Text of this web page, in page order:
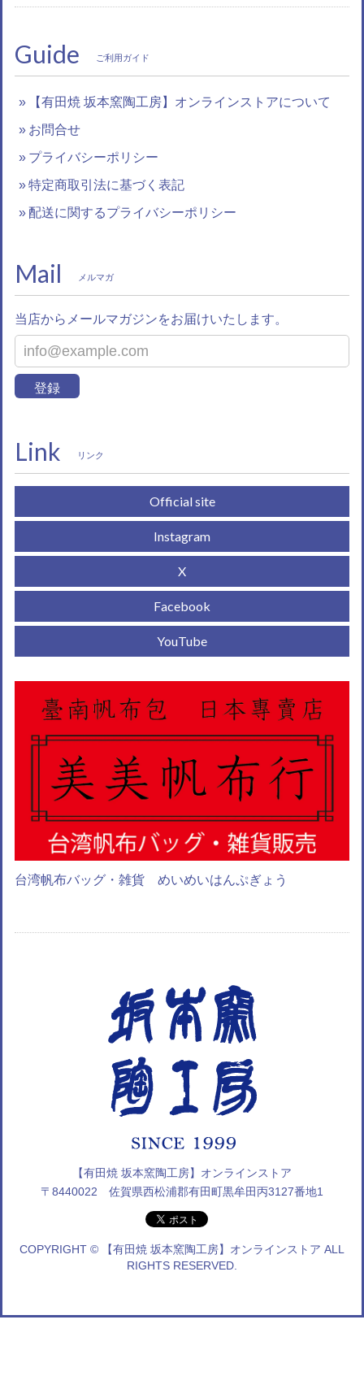
Guide ご利用ガイド
【有田焼 坂本窯陶工房】オンラインストアについて
お問合せ
プライバシーポリシー
特定商取引法に基づく表記
配送に関するプライバシーポリシー
Mail メルマガ
当店からメールマガジンをお届けいたします。
登録
Link リンク
Official site
Instagram
X
Facebook
YouTube
台湾帆布バッグ・雑貨 めいめいはんぷぎょう
【有田焼 坂本窯陶工房】オンラインストア
〒8440022 佐賀県西松浦郡有田町黒牟田丙3127番地1
COPYRIGHT © 【有田焼 坂本窯陶工房】オンラインストア ALL
RIGHTS RESERVED.